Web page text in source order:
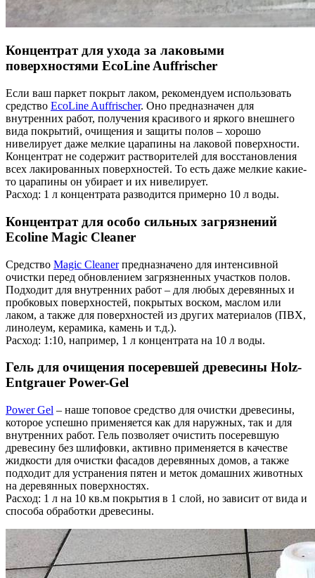
Концентрат для ухода за лаковыми
поверхностями EcoLine Auffrischer
Если ваш паркет покрыт лаком, рекомендуем использовать
средство EcoLine Auffrischer. Оно предназначен для
внутренних работ, получения красивого и яркого внешнего
вида покрытий, очищения и защиты полов – хорошо
нивелирует даже мелкие царапины на лаковой поверхности.
Концентрат не содержит растворителей для восстановления
всех лакированных поверхностей. То есть даже мелкие какие-
то царапины он убирает и их нивелирует.
Расход: 1 л концентрата разводится примерно 10 л воды.
Концентрат для особо сильных загрязнений
Ecoline Magic Cleaner
Средство Magic Cleanerпредназначено для интенсивной
очистки перед обновлением загрязненных участков полов.
Подходит для внутренних работ – для любых деревянных и
пробковых поверхностей, покрытых воском, маслом или
лаком, а также для поверхностей из других материалов (ПВХ,
линолеум, керамика, камень и т.д.).
Расход: 1:10, например, 1 л концентрата на 10 л воды.
Гель для очищения посеревшей древесины Holz-
Entgrauer Power-Gel
Power Gel – наше топовое средство для очистки древесины,
которое успешно применяется как для наружных, так и для
внутренних работ. Гель позволяет очистить посеревшую
древесину без шлифовки, активно применяется в качестве
жидкости для очистки фасадов деревянных домов, а также
подходит для устранения пятен и меток домашних животных
на деревянных поверхностях.
Расход: 1 л на 10 кв.м покрытия в 1 слой, но зависит от вида и
способа обработки древесины.